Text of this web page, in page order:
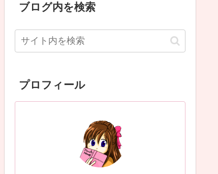
ブログ内を検索
プロフィール